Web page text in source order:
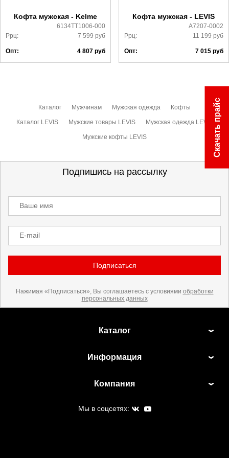
Кофта мужская - Kelme
6134TT1006-000
Ррц:
7 599 руб
Опт: 4 807руб
Кофта мужская - LEVIS
A7207-0002
Ррц:
11 199 руб
Опт: 7 015 руб
Каталог Мужчинам Мужская одежда Кофты
Каталог LEVIS Мужские товары LEVIS Мужская одежда LEVIS
Мужские кофты LEVIS
Подпишись на рассылку
Ваше имя
E-mail
Подписаться
Нажимая «Подписаться», Вы соглашаетесь с условиями обработки
персональных данных
Каталог
Информация
Компания
Мы в соцсетях:
Скачать прайс